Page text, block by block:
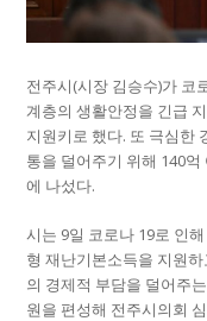
전주시(시장 김승수)가 코
계층의 생활안정을 긴급
지원키로 했다. 또 극심한
통을 덜어주기 위해 140
에 나섰다.
시는 9일 코로나 19로 인
형 재난기본소득을 지원
의 경제적 부담을 덜어주
원을 편성해 전주시의회